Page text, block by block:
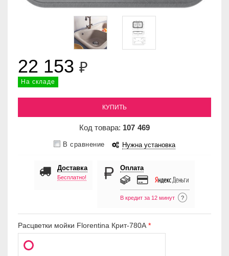
22 153 ₽
На складе
КУПИТЬ
Код товара: 107 469
В сравнение Нужна установка
Доставка
Бесплатно!
Оплата
В кредит за 12 минут ?
Расцветки мойки Florentina Крит-780А